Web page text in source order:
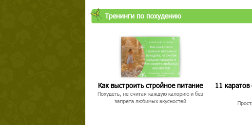
Тренинги по похудению
Как выстроить стройное питание
Похудеть, не считая каждую калорию и без
запрета любимых вкусностей
11